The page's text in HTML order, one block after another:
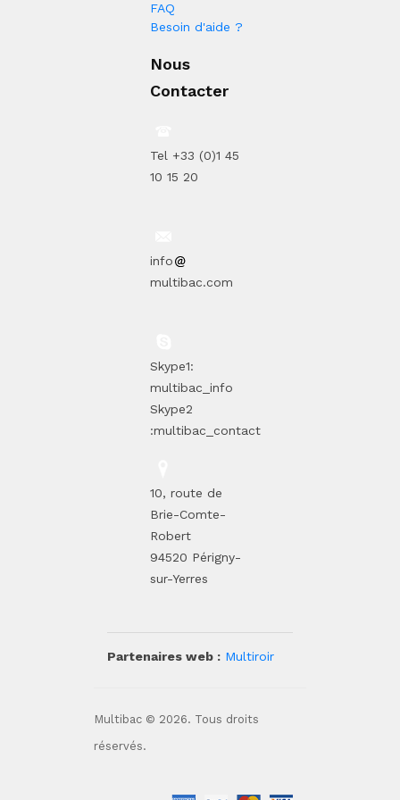
FAQ
Besoin d'aide ?
Nous
Contacter
Tel +33 (0)1 45
10 15 20
info
multibac.com
Skype1:
multibac_info
Skype2
:multibac_contact
10, route de
Brie-Comte-
Robert
94520 Périgny-
sur-Yerres
Partenaires web : Multiroir
Multibac © 2026. Tous droits
réservés.